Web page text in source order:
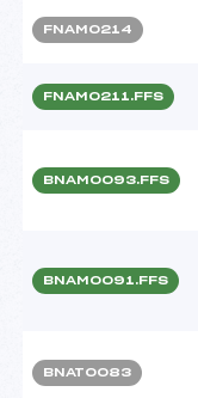
FNAM0214
FNAM0211.FFS
BNAM0093.FFS
BNAM0091.FFS
BNAT0083